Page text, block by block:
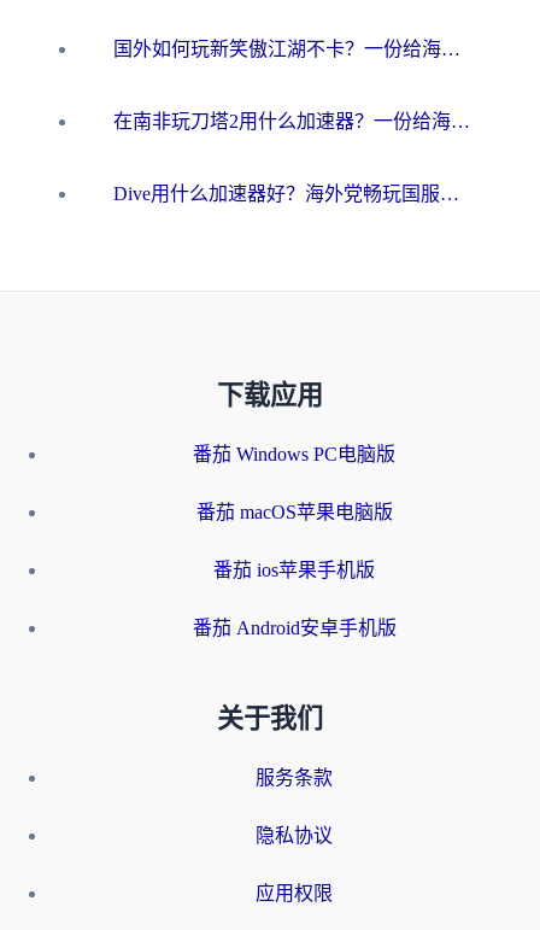
国外如何玩新笑傲江湖不卡？一份给海外游子的终极网络指南
在南非玩刀塔2用什么加速器？一份给海外游子的终极生存指南
Dive用什么加速器好？海外党畅玩国服游戏的终极避坑指南
下载应用
番茄 Windows PC电脑版
番茄 macOS苹果电脑版
番茄 ios苹果手机版
番茄 Android安卓手机版
关于我们
服务条款
隐私协议
应用权限